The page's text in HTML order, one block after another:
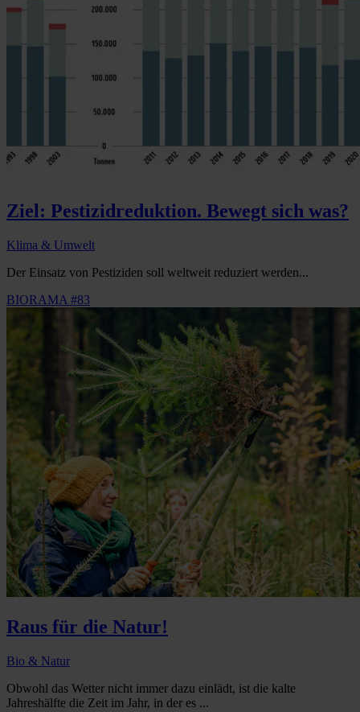
Ziel: Pestizidreduktion. Bewegt sich was?
Klima & Umwelt
Der Einsatz von Pestiziden soll weltweit reduziert werden...
BIORAMA #83
Raus für die Natur!
Bio & Natur
Obwohl das Wetter nicht immer dazu einlädt, ist die kalte
Jahreshälfte die Zeit im Jahr, in der es ...